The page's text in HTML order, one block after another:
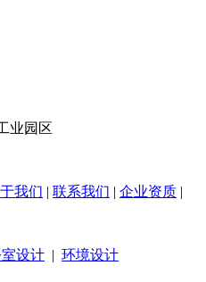
业园区
我们 | 联系我们 | 企业资质 |
设计 | 环境设计